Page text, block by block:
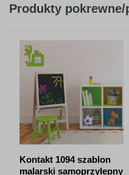
Produkty pokrewne/
Kontakt 1094 szablon
malarski samoprzylepny